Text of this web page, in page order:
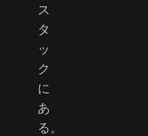
ス
タ
ッ
ク
に
あ
る。